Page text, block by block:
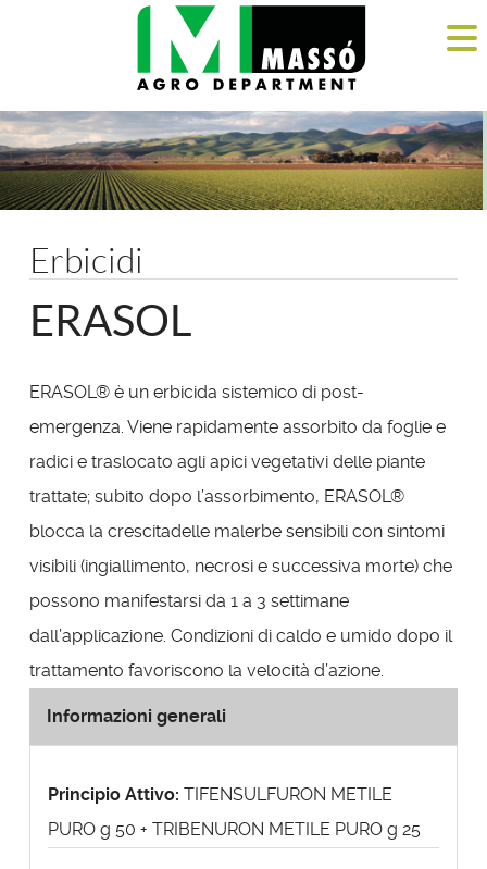
Erbicidi
ERASOL
ERASOL® è un erbicida sistemico di post-
emergenza. Viene rapidamente assorbito da foglie e
radici e traslocato agli apici vegetativi delle piante
trattate; subito dopo l’assorbimento, ERASOL®
blocca la crescitadelle malerbe sensibili con sintomi
visibili (ingiallimento, necrosi e successiva morte) che
possono manifestarsi da 1 a 3 settimane
dall’applicazione. Condizioni di caldo e umido dopo il
trattamento favoriscono la velocità d’azione.
Informazioni generali
Principio Attivo: TIFENSULFURON METILE
PURO g 50 + TRIBENURON METILE PURO g 25